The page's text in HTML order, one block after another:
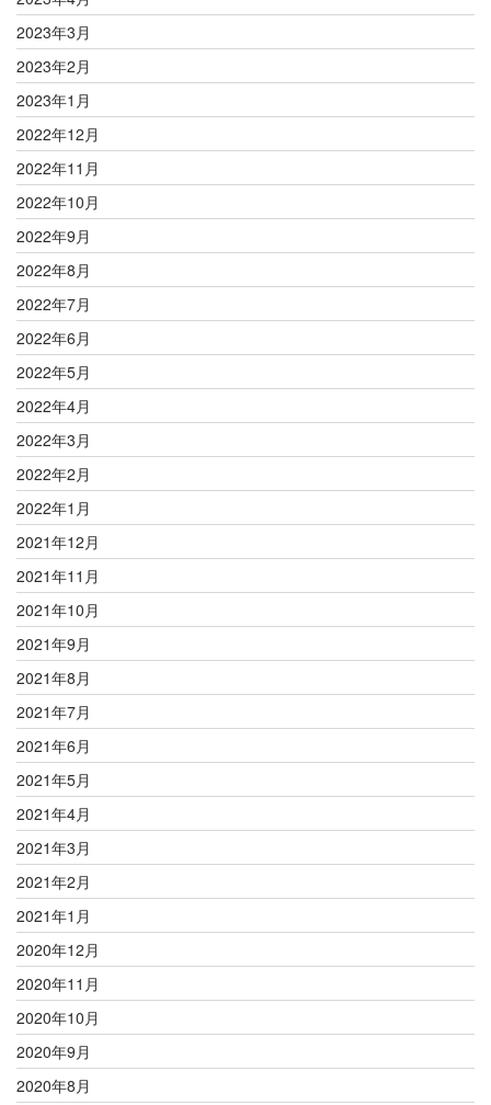
2023年3月
2023年2月
2023年1月
2022年12月
2022年11月
2022年10月
2022年9月
2022年8月
2022年7月
2022年6月
2022年5月
2022年4月
2022年3月
2022年2月
2022年1月
2021年12月
2021年11月
2021年10月
2021年9月
2021年8月
2021年7月
2021年6月
2021年5月
2021年4月
2021年3月
2021年2月
2021年1月
2020年12月
2020年11月
2020年10月
2020年9月
2020年8月